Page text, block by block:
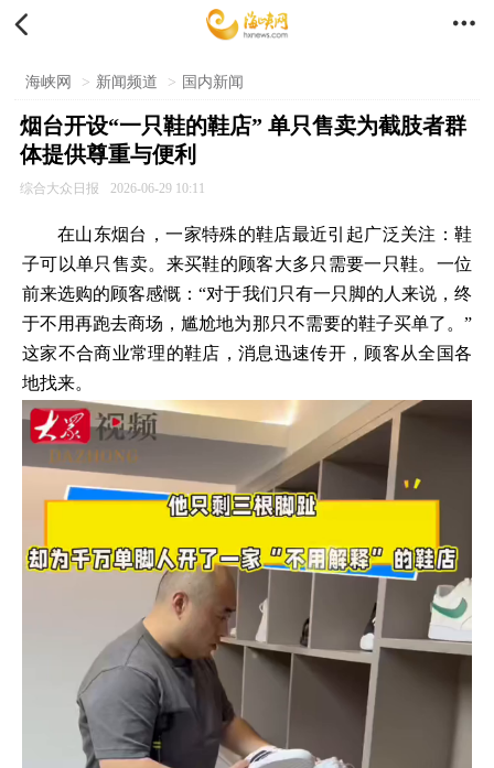
 
海峡网 > 新闻频道 > 国内新闻
烟台开设“一只鞋的鞋店” 单只售卖为截肢者群
体提供尊重与便利
综合大众日报 2026-06-29 10:11
在山东烟台，一家特殊的鞋店最近引起广泛关注：鞋
子可以单只售卖。来买鞋的顾客大多只需要一只鞋。一位
前来选购的顾客感慨：“对于我们只有一只脚的人来说，终
于不用再跑去商场，尴尬地为那只不需要的鞋子买单了。”
这家不合商业常理的鞋店，消息迅速传开，顾客从全国各
地找来。